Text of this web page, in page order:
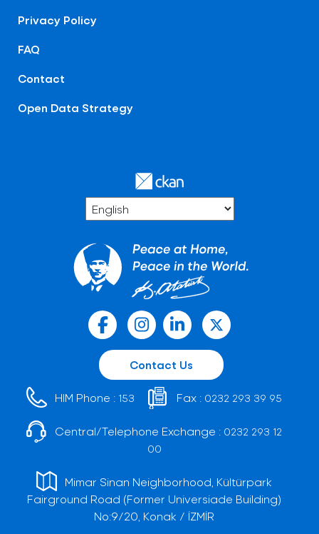
Privacy Policy
FAQ
Contact
Open Data Strategy
Contact Us
HIM Phone : 153 Fax : 0232 293 39 95
Central/Telephone Exchange : 0232 293 12
00
Mimar Sinan Neighborhood, Kültürpark
Fairground Road (Former Universiade Building)
No:9/20, Konak / İZMİR